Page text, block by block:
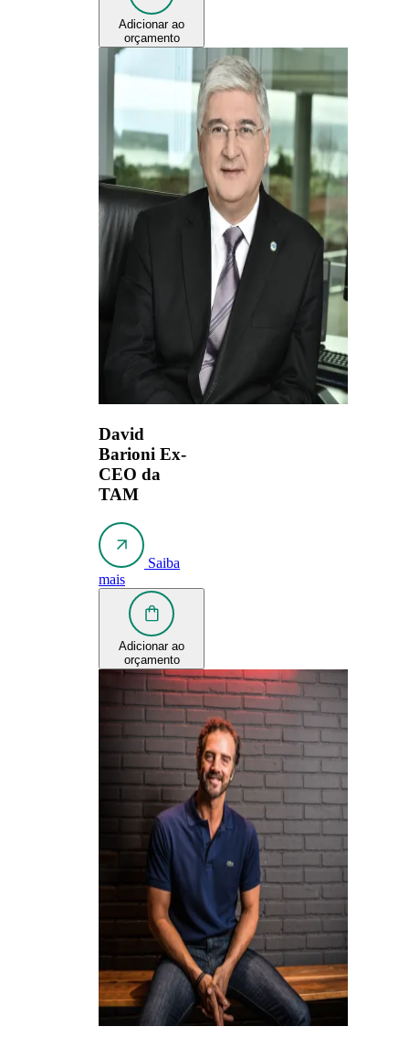
Adicionar ao
orçamento
David
Barioni Ex-
CEO da
TAM
Saiba
mais
Adicionar ao
orçamento